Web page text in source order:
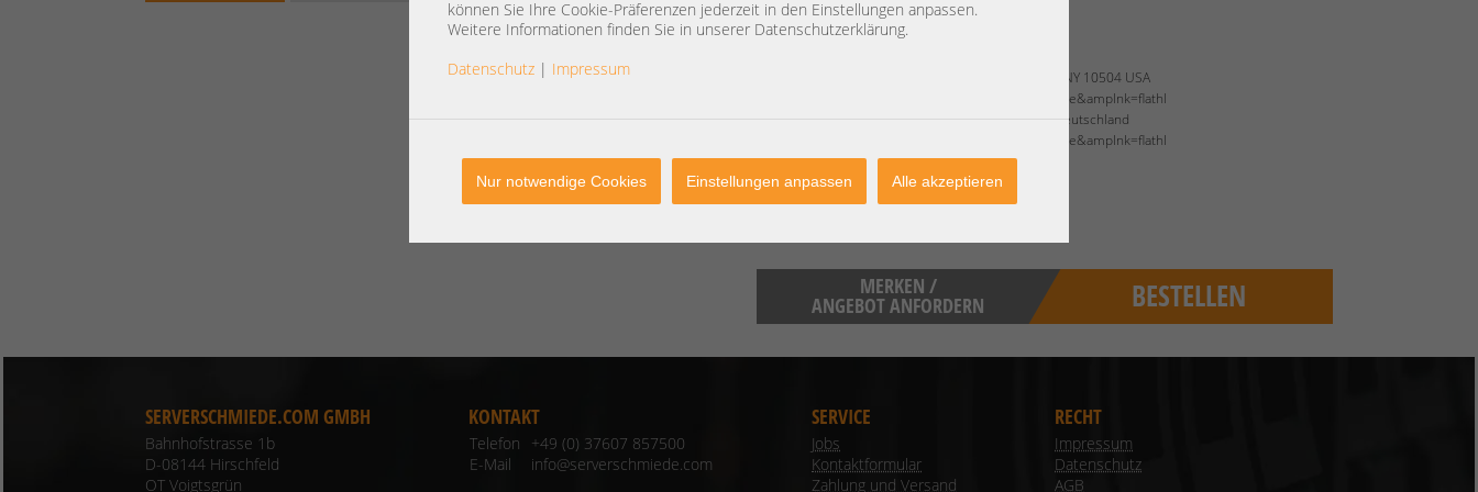
können Sie Ihre Cookie-Präferenzen jederzeit in den Einstellungen anpassen.
Weitere Informationen finden Sie in unserer Datenschutzerklärung.
Datenschutz | Impressum
Nur notwendige Cookies Einstellungen anpassen Alle akzeptieren
vollständig geprüft / instandgesetzt.
IBM Corporation 1 New Orchard Road Armonk, NY 10504 USA
https://www.ibm.com/mysupport/s/?language=de&amplnk=flathl
IBM Corporation IBM-Allee 1 71139 Ehningen Deutschland
https://www.ibm.com/mysupport/s/?language=de&amplnk=flathl
MERKEN /
ANGEBOT ANFORDERN BESTELLEN
SERVERSCHMIEDE.COM GMBH
Bahnhofstrasse 1b
D-08144 Hirschfeld
OT Voigtsgrün
KONTAKT
Telefon
+49 (0) 37607 857500
E-Mail
info@serverschmiede.com
SERVICE
Jobs
Kontaktformular
Zahlung und Versand
RECHT
Impressum
Datenschutz
AGB